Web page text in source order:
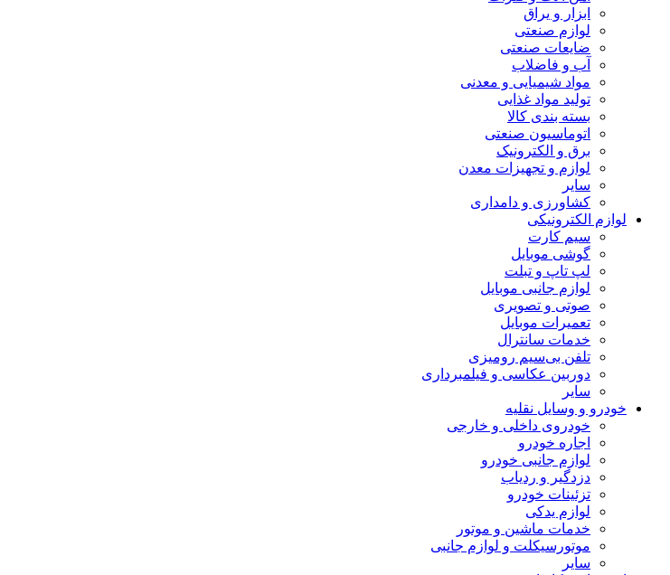
ابزار و یراق
لوازم صنعتی
ضایعات صنعتی
آب و فاضلاب
مواد شیمیایی و معدنی
تولید مواد غذایی
بسته بندی کالا
اتوماسیون صنعتی
برق و الکترونیک
لوازم و تجهیزات معدن
سایر
کشاورزی و دامداری
لوازم الکترونیکی
سیم کارت
گوشی موبایل
لپ تاپ و تبلت
لوازم جانبی موبایل
صوتی و تصویری
تعمیرات موبایل
خدمات سانترال
تلفن بی‌سیم رومیزی
دوربین عکاسی و فیلمبرداری
سایر
خودرو و وسایل نقلیه
خودروی داخلی و خارجی
اجاره خودرو
لوازم جانبی خودرو
دزدگیر و ردیاب
تزئینات خودرو
لوازم یدکی
خدمات ماشین و موتور
موتورسیکلت و لوازم جانبی
سایر